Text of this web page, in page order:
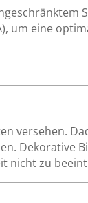
um eine
versehen.
Dekorative
nicht zu